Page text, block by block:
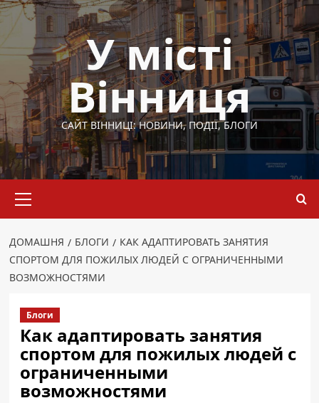
Перейти
до
вмісту
У місті
Вінниця
САЙТ ВІННИЦІ: НОВИНИ, ПОДІЇ, БЛОГИ
меню
ДОМАШНЯ БЛОГИ
КАК АДАПТИРОВАТЬ ЗАНЯТИЯ
СПОРТОМ ДЛЯ ПОЖИЛЫХ ЛЮДЕЙ С ОГРАНИЧЕННЫМИ
ВОЗМОЖНОСТЯМИ
Блоги
Как адаптировать занятия
спортом для пожилых людей с
ограниченными
возможностями